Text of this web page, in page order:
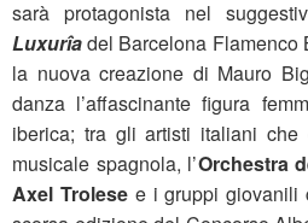
sarà protagonista nel
Luxurîadel Barcelona Flamenco
la nuova creazione di Mauro
danza l’affascinante figura
iberica; tra gli artisti italiani che
musicale spagnola, l’Orchestra
Axel Trolese e i gruppi giovanili